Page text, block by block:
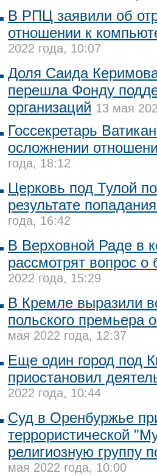
В РПЦ заявили об
отношении к
2022 года, 10:07
Доля Саида
перешла Фонду
организаций 13 мая
Госсекретарь
осложнении
года, 18:12
Церковь под Тулой
результате
года, 16:42
В Верховной Раде в
рассмотрят вопрос
2022 года, 15:29
В Кремле выразили
польского премьера
мая 2022 года, 12:37
Еще один город под
приостановил
2022 года, 10:44
Суд в Оренбуржье
террористической
религиозную группу
мая 2022 года, 10:00